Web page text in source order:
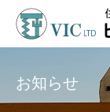
お知らせ